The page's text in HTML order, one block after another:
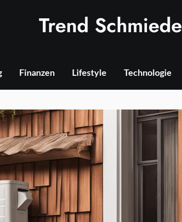
Trend Schmiede
Finanzen Lifestyle Technologie